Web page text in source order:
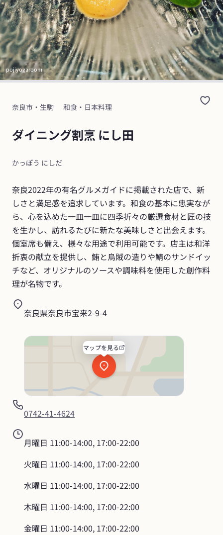
pojiyogaroom
奈良市・生駒 和食・日本料理
ダイニング割烹 にし田
かっぽう にしだ
奈良2022年の有名グルメガイドに掲載された店で、新
しさと満足感を追求しています。和食の基本に忠実なが
ら、心を込めた一皿一皿に四季折々の厳選食材と匠の技
を生かし、訪れるたびに新たな美味しさと出会えます。
個室席も備え、様々な用途で利用可能です。店主は和洋
折衷の献立を提供し、鮪と烏賊の造りや鯖のサンドイッ
チなど、オリジナルのソースや調味料を使用した創作料
理が名物です。
奈良県奈良市宝来2-9-4
マップを見る
0742-41-4624
月曜日 11:00-14:00, 17:00-22:00
火曜日 11:00-14:00, 17:00-22:00
水曜日 11:00-14:00, 17:00-22:00
木曜日 11:00-14:00, 17:00-22:00
金曜日 11:00-14:00, 17:00-22:00